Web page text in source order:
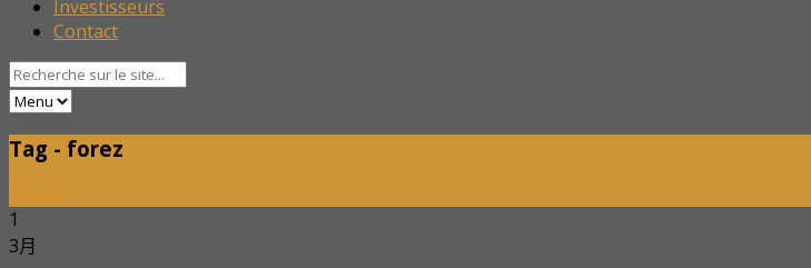
Investisseurs
Contact
Tag - forez
1
3月